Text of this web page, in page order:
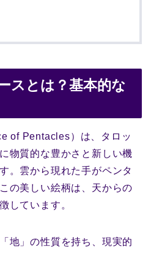
スとは？基本的な
of Pentacles）は、タロッ
物質的な豊かさと新しい機
。雲から現れた手がペンタ
の美しい絵柄は、天からの
しています。
地」の性質を持ち、現実的